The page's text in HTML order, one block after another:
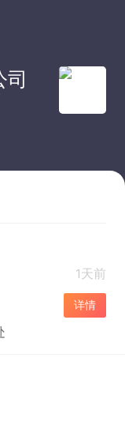
司
1天前
详情